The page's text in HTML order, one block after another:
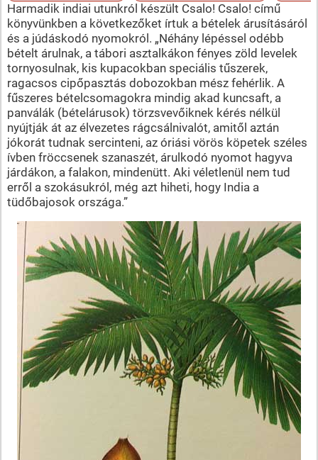
Harmadik indiai utunkról készült Csalo! Csalo! című
könyvünkben a következőket írtuk a bételek árusításáról
és a júdáskodó nyomokról. „Néhány lépéssel odébb
bételt árulnak, a tábori asztalkákon fényes zöld levelek
tornyosulnak, kis kupacokban speciális tűszerek,
ragacsos cipőpasztás dobozokban mész fehérlik. A
fűszeres bételcsomagokra mindig akad kuncsaft, a
panválák (bételárusok) törzsvevőiknek kérés nélkül
nyújtják át az élvezetes rágcsálnivalót, amitől aztán
jókorát tudnak sercinteni, az óriási vörös köpetek széles
ívben fröccsenek szanaszét, árulkodó nyomot hagyva
járdákon, a falakon, mindenütt. Aki véletlenül nem tud
erről a szokásukról, még azt hiheti, hogy India a
tüdőbajosok országa.”